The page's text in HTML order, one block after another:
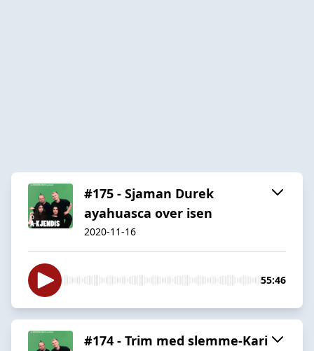
#175 - Sjaman Durek
ayahuasca over isen
2020-11-16
55:46
#174 - Trim med slemme-Kari